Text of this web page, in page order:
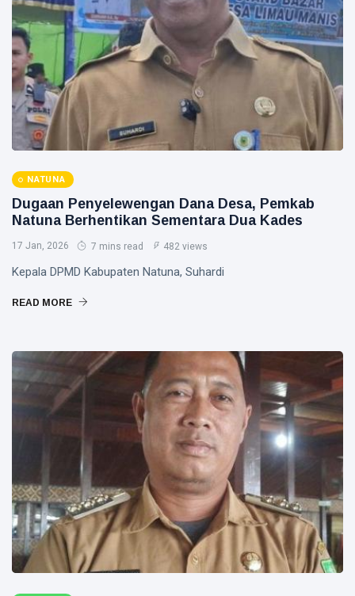
Usai Riau
Masuk
Lima
Besar
ADLG
Awards
2026
Siak Sri Indrapura
Prabowo Subianto
Indonesia
Pekanbaru
Donald Trump
KPK
Politik
NATUNA
Dugaan Penyelewengan Dana Desa, Pemkab
Natuna Berhentikan Sementara Dua Kades
17 Jan, 2026 7 mins read 482 views
Kepala DPMD Kabupaten Natuna, Suhardi
READ MORE